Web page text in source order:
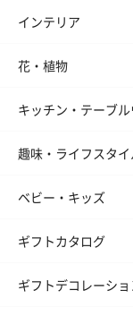
インテリア
花・植物
キッチン・テーブ
趣味・ライフスタ
ベビー・キッズ
ギフトカタログ
ギフトデコレーショ